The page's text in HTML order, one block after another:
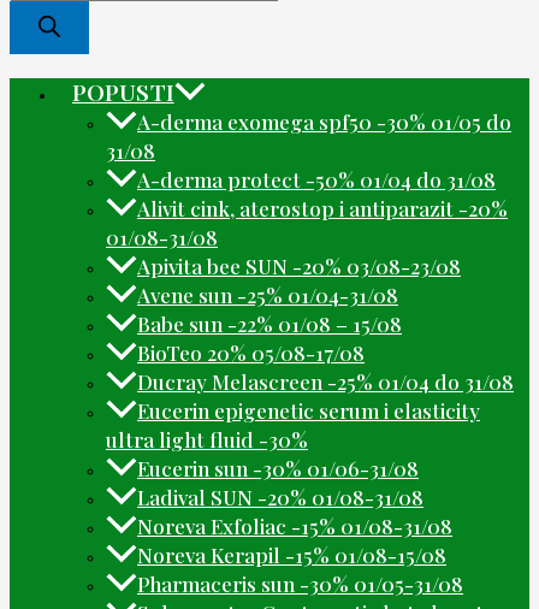
POPUSTI
A-derma exomega spf50 -30% 01/05 do
31/08
A-derma protect -50% 01/04 do 31/08
Alivit cink, aterostop i antiparazit -20%
01/08-31/08
Apivita bee SUN -20% 03/08-23/08
Avene sun -25% 01/04-31/08
Babe sun -22% 01/08 – 15/08
BioTeo 20% 05/08-17/08
Ducray Melascreen -25% 01/04 do 31/08
Eucerin epigenetic serum i elasticity
ultra light fluid -30%
Eucerin sun -30% 01/06-31/08
Ladival SUN -20% 01/08-31/08
Noreva Exfoliac -15% 01/08-31/08
Noreva Kerapil -15% 01/08-15/08
Pharmaceris sun -30% 01/05-31/08